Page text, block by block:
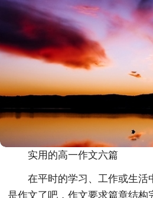
实用的高一作文六篇
在平时的学习、工作或生活
是作文了吧，作文要求篇章结构